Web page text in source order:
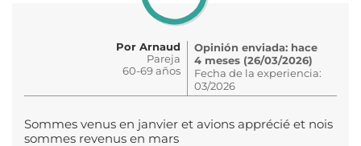
Por Arnaud
Pareja
60-69 años
Opinión enviada: hace
4 meses (26/03/2026)
Fecha de la experiencia:
03/2026
Sommes venus en janvier et avions apprécié et nois
sommes revenus en mars